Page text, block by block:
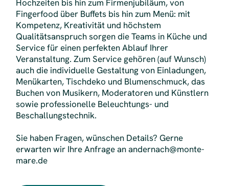
Hochzeiten bis hin zum Firmenjubiläum, von
Fingerfood über Buffets bis hin zum Menü: mit
Kompetenz, Kreativität und höchstem
Qualitätsanspruch sorgen die Teams in Küche und
Service für einen perfekten Ablauf Ihrer
Veranstaltung. Zum Service gehören (auf Wunsch)
auch die individuelle Gestaltung von Einladungen,
Menükarten, Tischdeko und Blumenschmuck, das
Buchen von Musikern, Moderatoren und Künstlern
sowie professionelle Beleuchtungs- und
Beschallungstechnik.
Sie haben Fragen, wünschen Details? Gerne
erwarten wir Ihre Anfrage an andernach@monte-
mare.de